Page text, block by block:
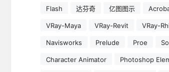
Flash 达芬奇 亿图图示
VRay-Maya VRay-Revit VRay-
Navisworks Prelude Proe
Character Animator Photoshop